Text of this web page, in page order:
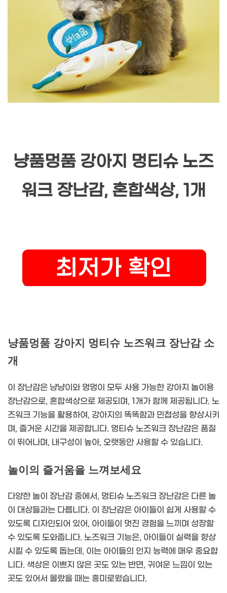
냥품멍품 강아지 멍티슈 노즈
워크 장난감, 혼합색상, 1개
냥품멍품 강아지 멍티슈 노즈워크 장난감 소
개
이 장난감은 냥냥이와 멍멍이 모두 사용 가능한 강아지 놀이용
장난감으로, 혼합색상으로 제공되며, 1개가 함께 제공됩니다. 노
즈워크 기능을 활용하여, 강아지의 똑똑함과 민첩성을 향상시키
며, 즐거운 시간을 제공합니다. 멍티슈 노즈워크 장난감은 품질
이 뛰어나며, 내구성이 높아, 오랫동안 사용할 수 있습니다.
놀이의 즐거움을 느껴보세요
다양한 놀이 장난감 중에서, 멍티슈 노즈워크 장난감은 다른 놀
이 대상들과는 다릅니다. 이 장난감은 아이들이 쉽게 사용할 수
있도록 디자인되어 있어, 아이들이 멋진 경험을 느끼며 성장할
수 있도록 도와줍니다. 노즈워크 기능은, 아이들이 실력을 향상
시킬 수 있도록 돕는데, 이는 아이들의 인지 능력에 매우 중요합
니다. 색상은 이쁘지 않은 곳도 있는 반면, 귀여운 느낌이 있는
곳도 있어서 몰랐을 때는 흥미로웠습니다.